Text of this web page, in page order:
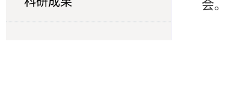
会。